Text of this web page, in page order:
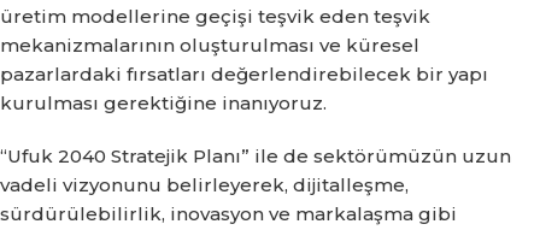
üretim modellerine geçişi teşvik eden teşvik
mekanizmalarının oluşturulması ve küresel
pazarlardaki fırsatları değerlendirebilecek bir yapı
kurulması gerektiğine inanıyoruz.
“Ufuk 2040 Stratejik Planı” ile de sektörümüzün uzun
vadeli vizyonunu belirleyerek, dijitalleşme,
sürdürülebilirlik, inovasyon ve markalaşma gibi